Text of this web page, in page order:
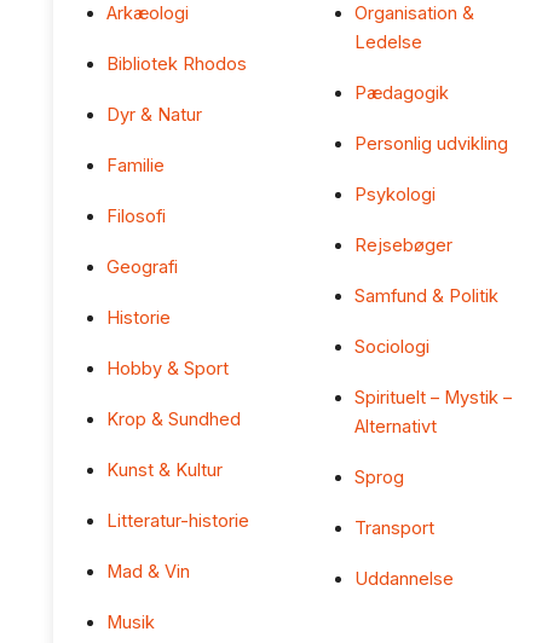
Arkæologi
Bibliotek Rhodos
Dyr & Natur
Familie
Filosofi
Geografi
Historie
Hobby & Sport
Krop & Sundhed
Kunst & Kultur
Litteratur-historie
Mad & Vin
Musik
Organisation &
Ledelse
Pædagogik
Personlig udvikling
Psykologi
Rejsebøger
Samfund & Politik
Sociologi
Spirituelt – Mystik –
Alternativt
Sprog
Transport
Uddannelse